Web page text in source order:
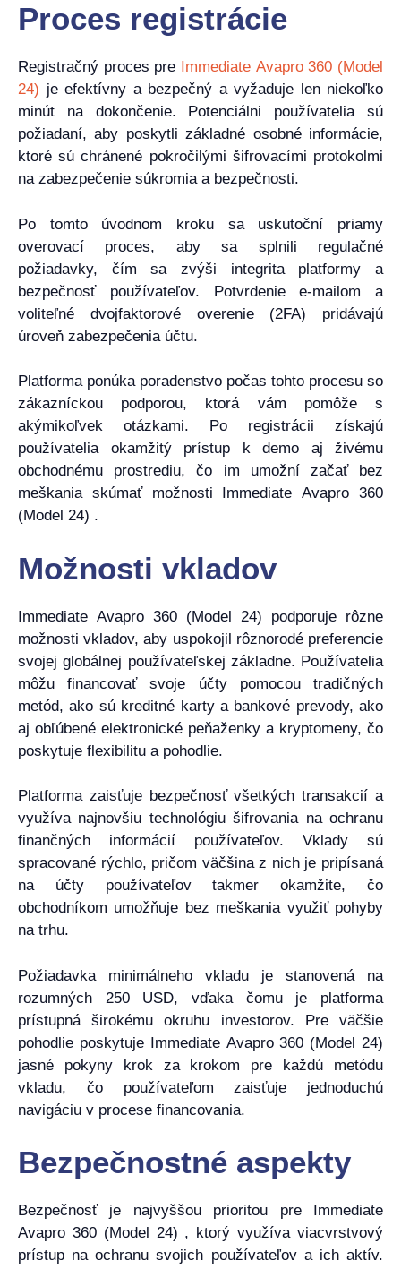
Proces registrácie
Registračný proces pre Immediate Avapro 360 (Model
24) je efektívny a bezpečný a vyžaduje len niekoľko
minút na dokončenie. Potenciálni používatelia sú
požiadaní, aby poskytli základné osobné informácie,
ktoré sú chránené pokročilými šifrovacími protokolmi
na zabezpečenie súkromia a bezpečnosti.
Po tomto úvodnom kroku sa uskutoční priamy
overovací proces, aby sa splnili regulačné
požiadavky, čím sa zvýši integrita platformy a
bezpečnosť používateľov. Potvrdenie e-mailom a
voliteľné dvojfaktorové overenie (2FA) pridávajú
úroveň zabezpečenia účtu.
Platforma ponúka poradenstvo počas tohto procesu so
zákazníckou podporou, ktorá vám pomôže s
akýmikoľvek otázkami. Po registrácii získajú
používatelia okamžitý prístup k demo aj živému
obchodnému prostrediu, čo im umožní začať bez
meškania skúmať možnosti Immediate Avapro 360
(Model 24) .
Možnosti vkladov
Immediate Avapro 360 (Model 24) podporuje rôzne
možnosti vkladov, aby uspokojil rôznorodé preferencie
svojej globálnej používateľskej základne. Používatelia
môžu financovať svoje účty pomocou tradičných
metód, ako sú kreditné karty a bankové prevody, ako
aj obľúbené elektronické peňaženky a kryptomeny, čo
poskytuje flexibilitu a pohodlie.
Platforma zaisťuje bezpečnosť všetkých transakcií a
využíva najnovšiu technológiu šifrovania na ochranu
finančných informácií používateľov. Vklady sú
spracované rýchlo, pričom väčšina z nich je pripísaná
na účty používateľov takmer okamžite, čo
obchodníkom umožňuje bez meškania využiť pohyby
na trhu.
Požiadavka minimálneho vkladu je stanovená na
rozumných 250 USD, vďaka čomu je platforma
prístupná širokému okruhu investorov. Pre väčšie
pohodlie poskytuje Immediate Avapro 360 (Model 24)
jasné pokyny krok za krokom pre každú metódu
vkladu, čo používateľom zaisťuje jednoduchú
navigáciu v procese financovania.
Bezpečnostné aspekty
Bezpečnosť je najvyššou prioritou pre Immediate
Avapro 360 (Model 24) , ktorý využíva viacvrstvový
prístup na ochranu svojich používateľov a ich aktív.